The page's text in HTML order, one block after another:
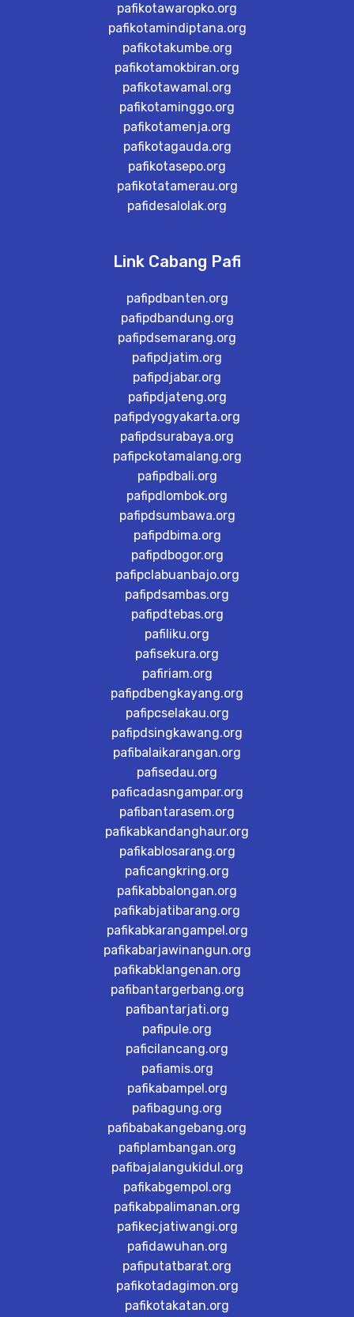
pafikotawaropko.org
pafikotamindiptana.org
pafikotakumbe.org
pafikotamokbiran.org
pafikotawamal.org
pafikotaminggo.org
pafikotamenja.org
pafikotagauda.org
pafikotasepo.org
pafikotatamerau.org
pafidesalolak.org
Link Cabang Pafi
pafipdbanten.org
pafipdbandung.org
pafipdsemarang.org
pafipdjatim.org
pafipdjabar.org
pafipdjateng.org
pafipdyogyakarta.org
pafipdsurabaya.org
pafipckotamalang.org
pafipdbali.org
pafipdlombok.org
pafipdsumbawa.org
pafipdbima.org
pafipdbogor.org
pafipclabuanbajo.org
pafipdsambas.org
pafipdtebas.org
pafiliku.org
pafisekura.org
pafiriam.org
pafipdbengkayang.org
pafipcselakau.org
pafipdsingkawang.org
pafibalaikarangan.org
pafisedau.org
paficadasngampar.org
pafibantarasem.org
pafikabkandanghaur.org
pafikablosarang.org
paficangkring.org
pafikabbalongan.org
pafikabjatibarang.org
pafikabkarangampel.org
pafikabarjawinangun.org
pafikabklangenan.org
pafibantargerbang.org
pafibantarjati.org
pafipule.org
paficilancang.org
pafiamis.org
pafikabampel.org
pafibagung.org
pafibabakangebang.org
pafiplambangan.org
pafibajalangukidul.org
pafikabgempol.org
pafikabpalimanan.org
pafikecjatiwangi.org
pafidawuhan.org
pafiputatbarat.org
pafikotadagimon.org
pafikotakatan.org